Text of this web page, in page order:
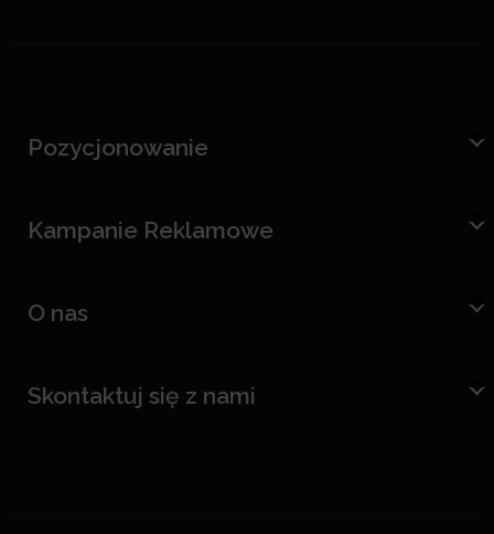
Pozycjonowanie
Kampanie Reklamowe
O nas
Skontaktuj się z nami